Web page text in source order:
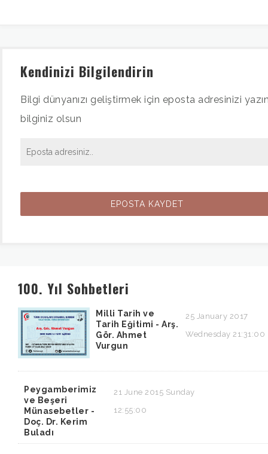
Kendinizi Bilgilendirin
Bilgi dünyanızı geliştirmek için eposta adresinizi
bilginiz olsun
100. Yıl Sohbetleri
Milli Tarih ve
Tarih Eğitimi - Arş.
Gör. Ahmet
Vurgun
25 January 2017
Wednesday 21:31:00
Peygamberimiz
ve Beşeri
Münasebetler -
Doç. Dr. Kerim
Buladı
21 June 2015 Sunday
12:55:00